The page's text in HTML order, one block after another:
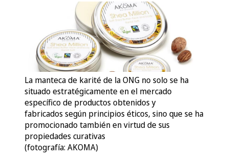
La manteca de karité de la ONG no solo se ha
situado estratégicamente en el mercado
específico de productos obtenidos y
fabricados según principios éticos, sino que se ha
promocionado también en virtud de sus
propiedades curativas
(fotografía: AKOMA)